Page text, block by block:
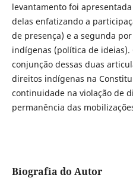
levantamento foi
delas enfatizando a
de presença) e a segunda
indígenas (política de
conjunção dessas duas
direitos indígenas na
continuidade na violação de
permanência das
Biografia do Autor